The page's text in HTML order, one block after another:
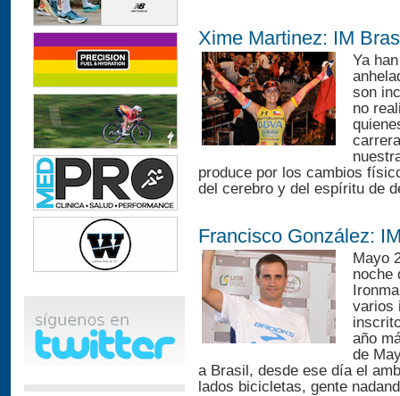
Xime Martinez: IM
Ya
son
no
produce por los cambios
del cerebro y del espíritu de
Francisco González:
Mayo
noche
varios
año
de
a Brasil, desde ese día el
lados bicicletas, gente